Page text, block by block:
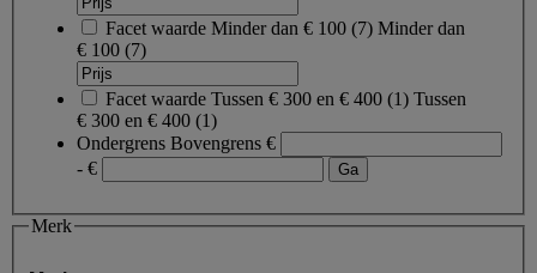
Facet waarde Minder dan € 100 (7) Minder dan
€ 100 (7)
Facet waarde Tussen € 300 en € 400 (1) Tussen
€ 300 en € 400 (1)
Ondergrens Bovengrens €
- €
Merk